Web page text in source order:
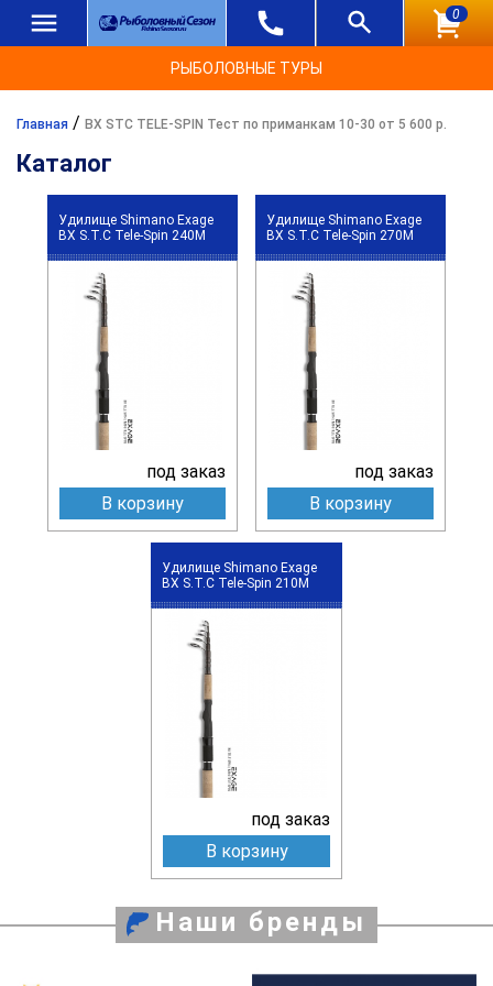
0
РЫБОЛОВНЫЕ ТУРЫ
Главная / BX STC TELE-SPIN Тест по приманкам 10-30 от 5 600 р.
Каталог
Удилище Shimano Exage
BX S.T.C Tele-Spin 240M
под заказ
В корзину
Удилище Shimano Exage
BX S.T.C Tele-Spin 270M
под заказ
В корзину
Удилище Shimano Exage
BX S.T.C Tele-Spin 210M
под заказ
В корзину
Наши бренды